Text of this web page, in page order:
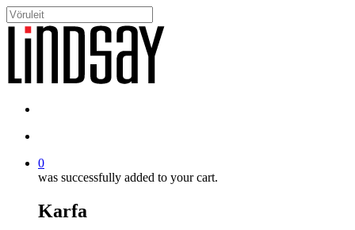
Skip
to
main
Close
Search
0
was successfully added to your cart.
Karfa